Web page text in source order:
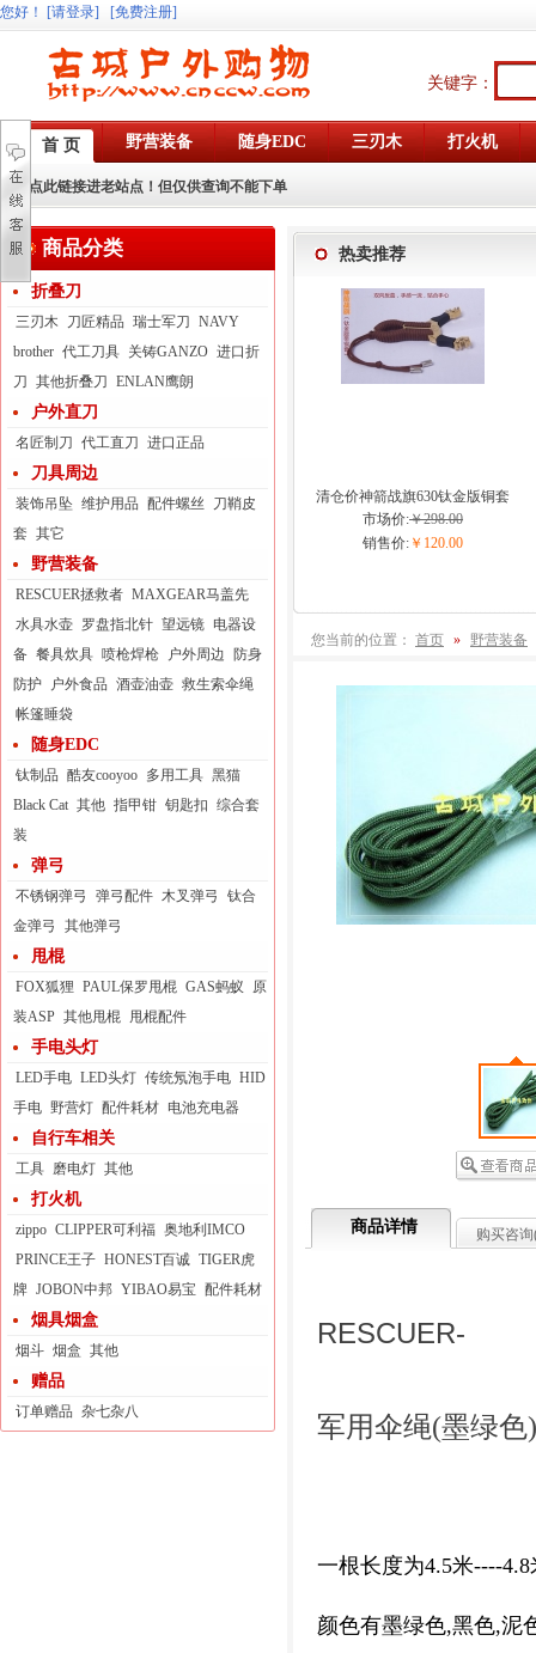
您好 ！ [请登录] [免费注册]
关键字：
首 页 野营装备 随身EDC 三刃木 打火机
点此链接进老站点！但仅供查询不能下单
商品分类
折叠刀
三刃木 刀匠精品 瑞士军刀 NAVY
brother 代工刀具 关铸GANZO 进口折
刀 其他折叠刀 ENLAN鹰朗
户外直刀
名匠制刀 代工直刀 进口正品
刀具周边
装饰吊坠 维护用品 配件螺丝
刀鞘皮
套 其它
野营装备
RESCUER拯救者 MAXGEAR马盖先
水具水壶 罗盘指北针 望远镜 电器设
备 餐具炊具 喷枪焊枪 户外周边
防身
防护
户外食品 酒壶油壶 救生索伞绳
帐篷睡袋
随身EDC
钛制品 酷友cooyoo 多用工具 黑猫
Black Cat 其他 指甲钳 钥匙扣 综合套
装
弹弓
不锈钢弹弓 弹弓配件 木叉弹弓
钛合
金弹弓
其他弹弓
甩棍
FOX狐狸 PAUL保罗甩棍 GAS蚂蚁
原
装ASP 其他甩棍 甩棍配件
手电头灯
LED手电 LED头灯 传统氖泡手电 HID
手电 野营灯 配件耗材 电池充电器
自行车相关
工具 磨电灯 其他
打火机
zippo CLIPPER可利福 奥地利IMCO
PRINCE王子 HONEST百诚 TIGER虎
牌 JOBON中邦 YIBAO易宝 配件耗材
烟具烟盒
烟斗 烟盒 其他
赠品
订单赠品 杂七杂八
热卖推荐
清仓价神箭战旗630钛金版铜套
弓眼反曲球卡六股弹弓
市场价:￥298.00
销售价: ￥120.00
您当前的位置： 首页 » 野营装备
商品详情 购买咨询
RESCUER-
军用伞绳(墨绿色)
一根长度为4.5米----4.8
颜色有墨绿色,黑色,泥